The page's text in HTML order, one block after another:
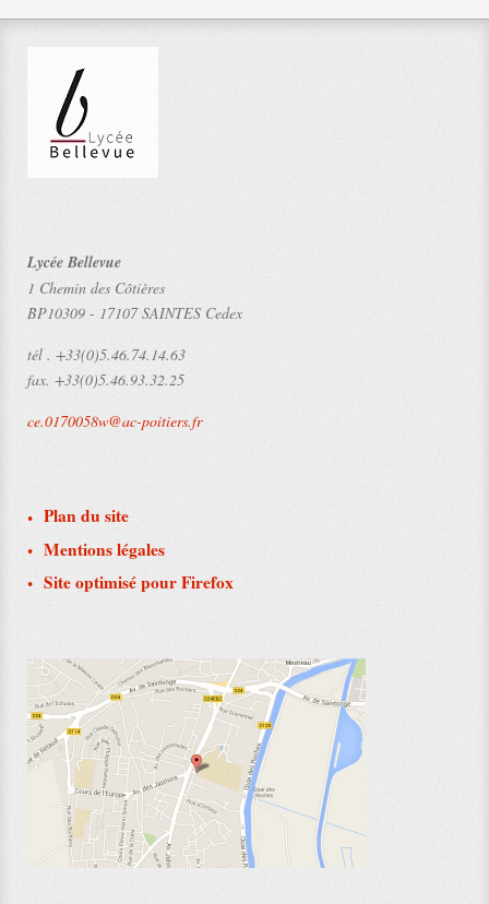
Lycée Bellevue
1 Chemin des Côtières
BP10309 - 17107 SAINTES Cedex
tél . +33(0)5.46.74.14.63
fax. +33(0)5.46.93.32.25
ce.0170058w@ac-poitiers.fr
Plan du site
Mentions légales
Site optimisé pour Firefox